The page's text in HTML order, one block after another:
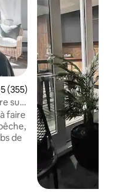
moyenne sur la
(355)
sur
faire
de